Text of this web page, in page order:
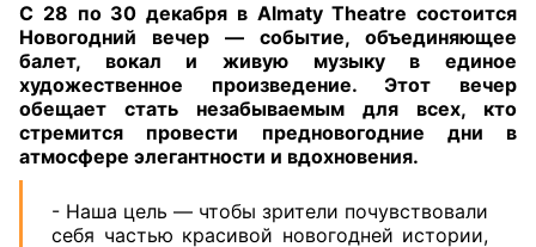
С 28 по 30 декабря в Almaty Theatre состоится
Новогодний вечер — событие, объединяющее
балет, вокал и живую музыку в единое
художественное произведение. Этот вечер
обещает стать незабываемым для всех, кто
стремится провести предновогодние дни в
атмосфере элегантности и вдохновения.
- Наша цель — чтобы зрители почувствовали
себя частью красивой новогодней истории,